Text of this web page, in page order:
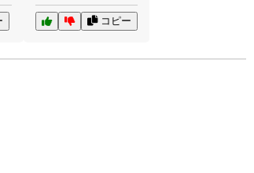
コピー